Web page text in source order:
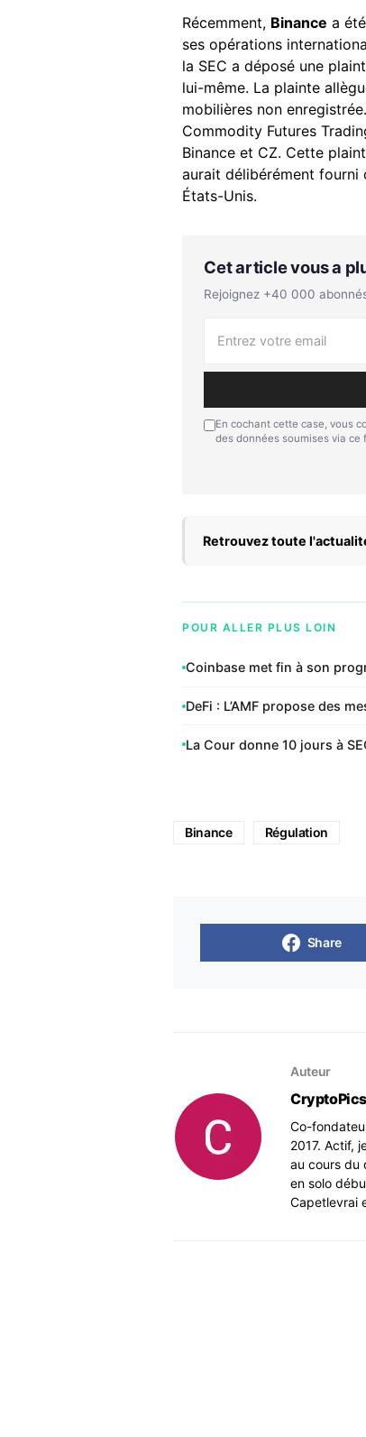
Récemment, Binance a
ses opérations
la SEC a déposé une
lui-même. La plainte
mobilières non
Commodity Futures
Binance et CZ. Cette
aurait délibérément fourni
États-Unis.
Cet article vous a
Rejoignez +40 000
En cochant cette case, vous
des données soumises via ce
Retrouvez toute
POUR ALLER PLUS LOIN
Coinbase met fin à son
DeFi : L’AMF propose des
La Cour donne 10 jours à
Binance Régulation
Share
Auteur
Co-
2017. Actif,
au cours du
en solo
Capetlevrai